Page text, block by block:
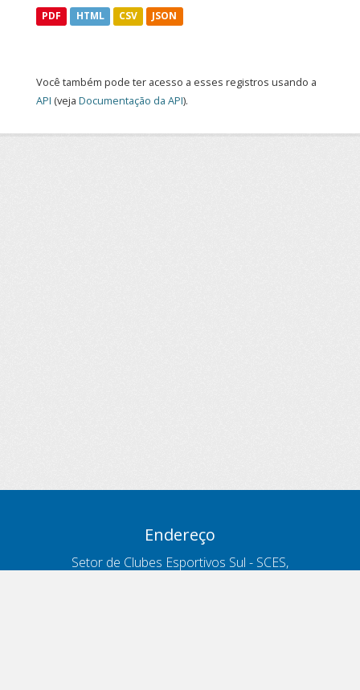
PDF HTML CSV JSON
Você também pode ter acesso a esses registros usando a
API (veja Documentação da API).
Endereço
Setor de Clubes Esportivos Sul - SCES,